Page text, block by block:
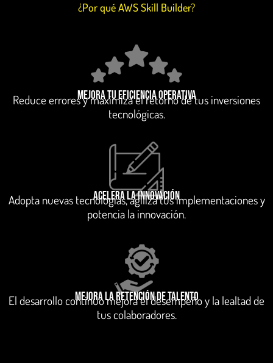
¿Por qué AWS Skill Builder?
Mejora tu eficiencia operativa
Reduce errores y maximiza el retorno de tus inversiones
tecnológicas.
Acelera la innovación
Adopta nuevas tecnologías, agiliza tus implementaciones y
potencia la innovación.
Mejora la Retención de talento
El desarrollo continuo mejora el desempeño y la lealtad de
tus colaboradores.